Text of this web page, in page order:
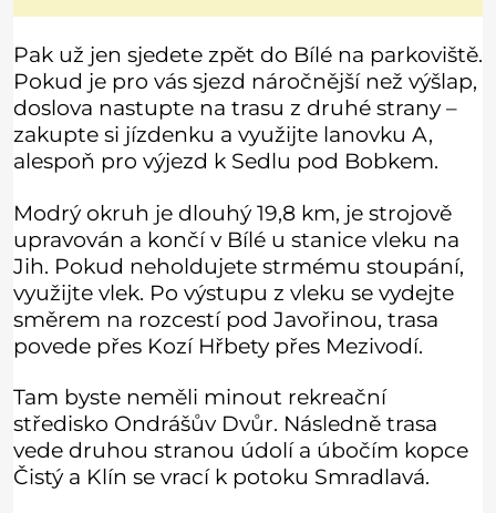
Pak už jen sjedete zpět do Bílé na parkoviště.
Pokud je pro vás sjezd náročnější než výšlap,
doslova nastupte na trasu z druhé strany –
zakupte si jízdenku a využijte lanovku A,
alespoň pro výjezd k Sedlu pod Bobkem.
Modrý okruh je dlouhý 19,8 km, je strojově
upravován a končí v Bílé u stanice vleku na
Jih. Pokud neholdujete strmému stoupání,
využijte vlek. Po výstupu z vleku se vydejte
směrem na rozcestí pod Javořinou, trasa
povede přes Kozí Hřbety přes Mezivodí.
Tam byste neměli minout rekreační
středisko Ondrášův Dvůr. Následně trasa
vede druhou stranou údolí a úbočím kopce
Čistý a Klín se vrací k potoku Smradlavá.